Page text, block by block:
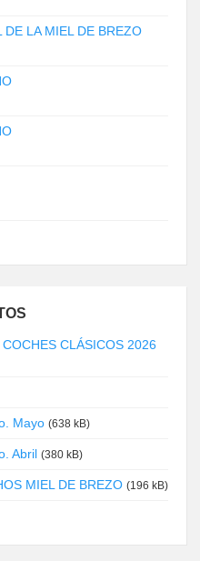
DE LA MIEL DE BREZO
CLÁSICOS 2026
Mayo (638 kB)
Abril (380 kB)
MIEL DE BREZO (196 kB)